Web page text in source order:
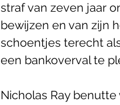
straf van zeven jaar
bewijzen en van zijn
schoentjes terecht
een bankoverval te
Nicholas Ray